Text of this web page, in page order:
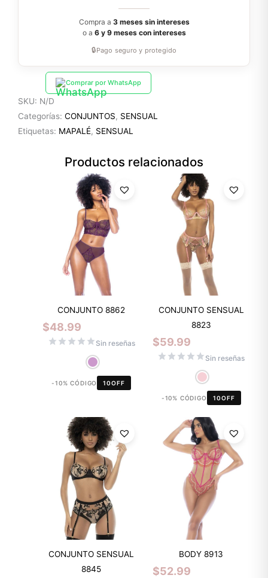
Compra a 3 meses sin intereses
o a 6 y 9 meses con intereses
🔒Pago seguro y protegido
Comprar por WhatsApp
SKU: N/D
Categorías: CONJUNTOS, SENSUAL
Etiquetas: MAPALÉ, SENSUAL
Productos relacionados
CONJUNTO 8862
$48.99
Sin reseñas
-10% CÓDIGO 10OFF
CONJUNTO SENSUAL
8823
$59.99
Sin reseñas
-10% CÓDIGO 10OFF
CONJUNTO SENSUAL
8845
BODY 8913
$52.99